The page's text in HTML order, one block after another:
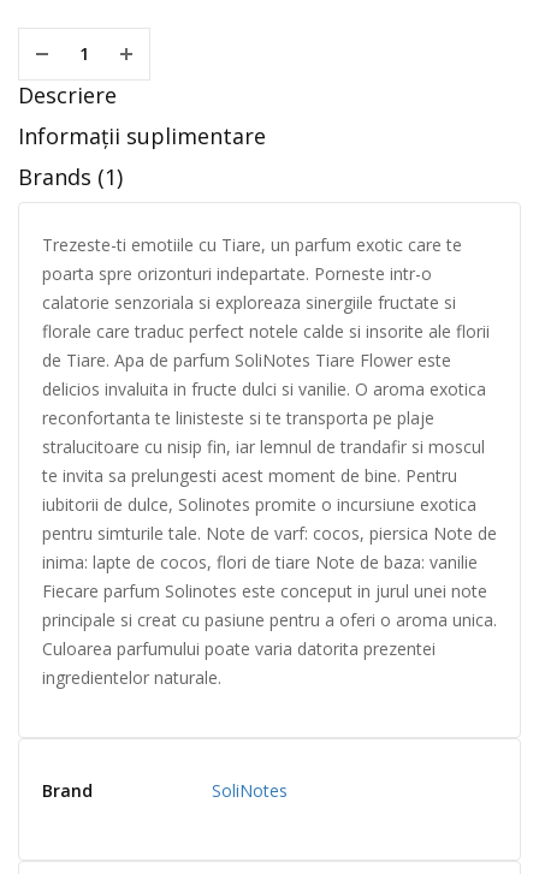
Descriere
Informații suplimentare
Brands (1)
Trezeste-ti emotiile cu Tiare, un parfum exotic care te
poarta spre orizonturi indepartate. Porneste intr-o
calatorie senzoriala si exploreaza sinergiile fructate si
florale care traduc perfect notele calde si insorite ale florii
de Tiare. Apa de parfum SoliNotes Tiare Flower este
delicios invaluita in fructe dulci si vanilie. O aroma exotica
reconfortanta te linisteste si te transporta pe plaje
stralucitoare cu nisip fin, iar lemnul de trandafir si moscul
te invita sa prelungesti acest moment de bine. Pentru
iubitorii de dulce, Solinotes promite o incursiune exotica
pentru simturile tale. Note de varf: cocos, piersica Note de
inima: lapte de cocos, flori de tiare Note de baza: vanilie
Fiecare parfum Solinotes este conceput in jurul unei note
principale si creat cu pasiune pentru a oferi o aroma unica.
Culoarea parfumului poate varia datorita prezentei
ingredientelor naturale.
Brand SoliNotes